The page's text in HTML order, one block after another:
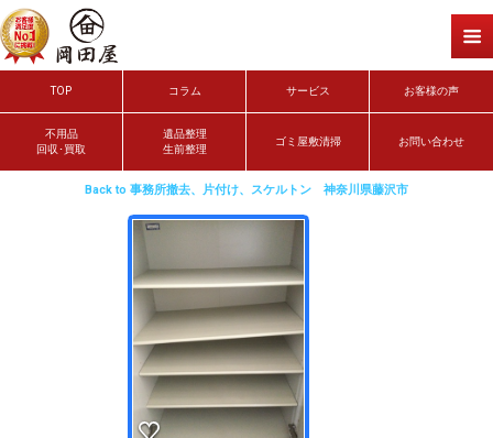
TOP コラム サービス お客様の声
不用品
回収･買取
遺品整理
生前整理
ゴミ屋敷清掃 お問い合わせ
Back to 事務所撤去、片付け、スケルトン 神奈川県藤沢市